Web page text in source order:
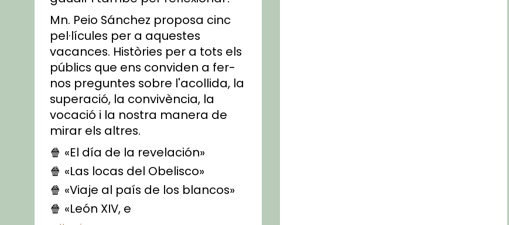
Mn. Peio Sánchez proposa cinc
pel·lícules per a aquestes
vacances. Històries per a tots els
públics que ens conviden a fer-
nos preguntes sobre l'acollida, la
superació, la convivència, la
vocació i la nostra manera de
mirar els altres.
🍿 «El día de la revelación»
🍿 «Las locas del Obelisco»
🍿 «Viaje al país de los blancos»
🍿 «León XIV, e